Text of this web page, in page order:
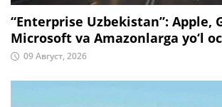
“Enterprise Uzbekistan”: Apple,
Microsoft va Amazonlarga yo‘l
09 Август, 2026